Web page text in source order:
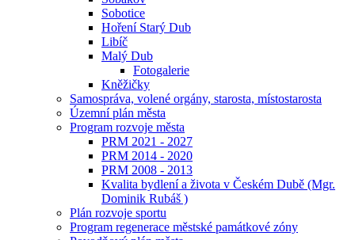
Sobotice
Hoření Starý Dub
Libíč
Malý Dub
Fotogalerie
Kněžičky
Samospráva, volené orgány, starosta, místostarosta
Územní plán města
Program rozvoje města
PRM 2021 - 2027
PRM 2014 - 2020
PRM 2008 - 2013
Kvalita bydlení a života v Českém Dubě (Mgr.
Dominik Rubáš )
Plán rozvoje sportu
Program regenerace městské památkové zóny